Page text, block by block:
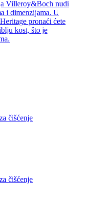
Villeroy&Boch nudi
i dimenzijama. U
pronaći ćete
kost, što je
čišćenje
čišćenje